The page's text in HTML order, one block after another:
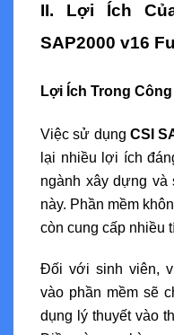
II. Lợi Ích
SAP2000 v16
Lợi Ích Trong
Việc sử dụng CSI
lại nhiều lợi ích
ngành xây dựng
này. Phần mềm
còn cung cấp nhiều
Đối với sinh viên,
vào phần mềm sẽ
dụng lý thuyết vào